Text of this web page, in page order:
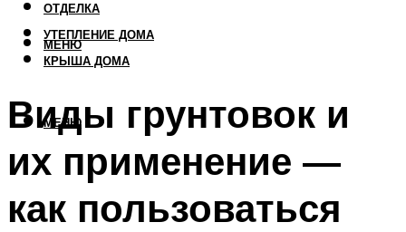
ОТДЕЛКА
УТЕПЛЕНИЕ ДОМА
КРЫША ДОМА
МЕНЮ
МЕНЮ
Виды грунтовок и
их применение —
как пользоваться